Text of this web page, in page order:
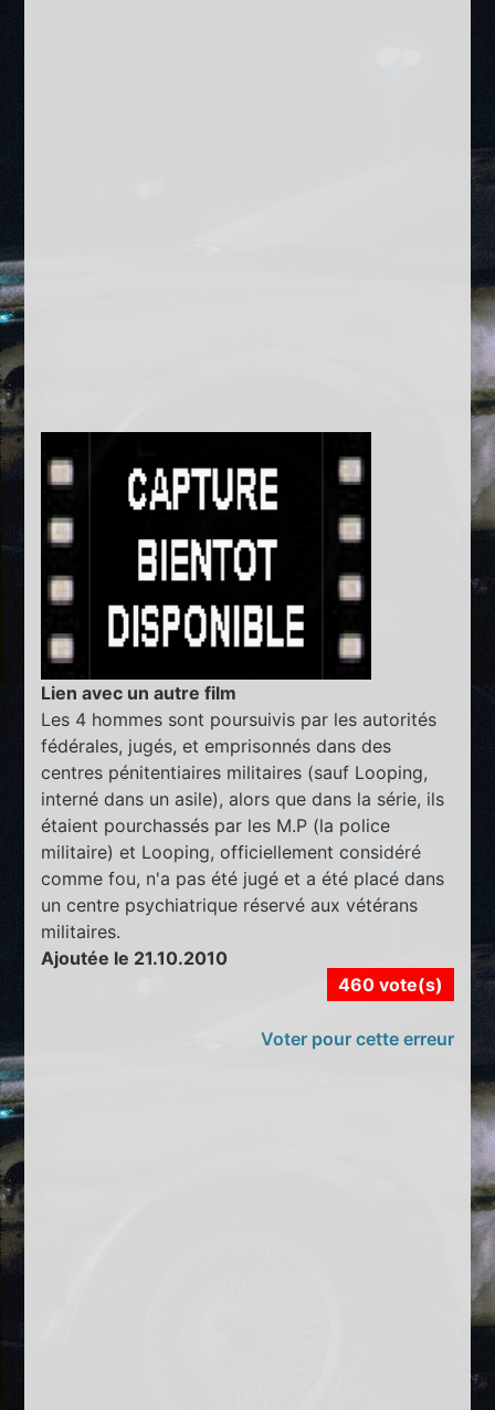
Lien avec un autre film
Les 4 hommes sont poursuivis par les autorités
fédérales, jugés, et emprisonnés dans des
centres pénitentiaires militaires (sauf Looping,
interné dans un asile), alors que dans la série, ils
étaient pourchassés par les M.P (la police
militaire) et Looping, officiellement considéré
comme fou, n'a pas été jugé et a été placé dans
un centre psychiatrique réservé aux vétérans
militaires.
Ajoutée le 21.10.2010
460 vote(s)
Voter pour cette erreur